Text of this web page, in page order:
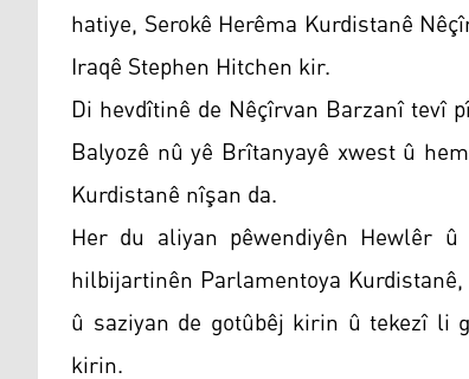
hatiye, Serokê Herêma Kurdistanê
Iraqê Stephen Hitchen kir.
Di hevdîtinê de Nêçîrvan Barzanî tevî
Balyozê nû yê Brîtanyayê xwest û
Kurdistanê nîşan da.
Her du aliyan pêwendiyên Hewlêr
hilbijartinên Parlamentoya
û saziyan de gotûbêj kirin û tekezî li
kirin.